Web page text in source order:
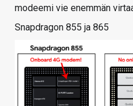
modeemi vie enemmän
Snapdragon 855 ja 865